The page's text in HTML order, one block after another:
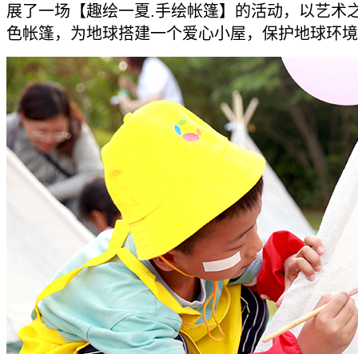
展了一场【趣绘一夏.手绘帐篷】的活动，以艺术
色帐篷，为地球搭建一个爱心小屋，保护地球环